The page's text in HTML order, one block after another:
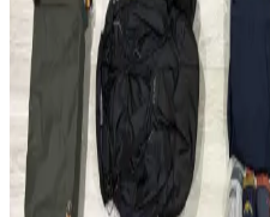
Seyahatlerde 22.5L sırt çantası
28-30L sırt çantası arasındaki
taşıma konforu açısından
Evergoods CPL16 Sırt
Fonksiyonellik Üzerine 6
Evergoods CPL16, su şişesi cebi